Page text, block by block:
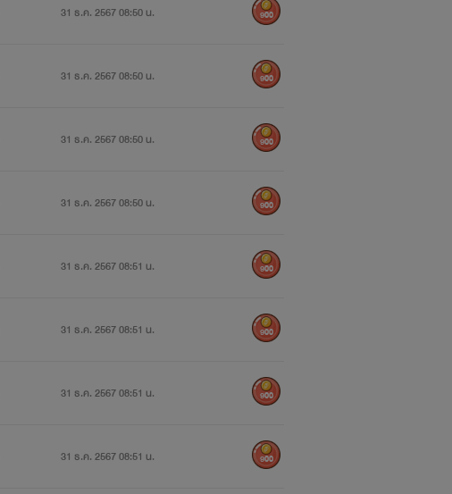
31 ธ.ค. 2567 08:50 น. 900
31 ธ.ค. 2567 08:50 น. 900
31 ธ.ค. 2567 08:50 น. 900
31 ธ.ค. 2567 08:50 น. 900
31 ธ.ค. 2567 08:51 น. 900
31 ธ.ค. 2567 08:51 น. 900
31 ธ.ค. 2567 08:51 น. 900
31 ธ.ค. 2567 08:51 น. 900